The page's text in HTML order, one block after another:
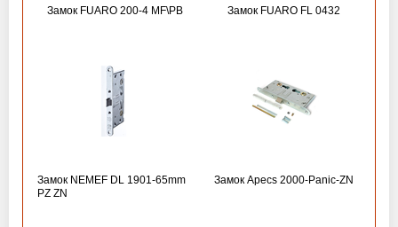
Замок FUARO 200-4 MF\РВ Замок FUARO FL 0432
Замок NEMEF DL 1901-65mm
PZ ZN
Замок Apecs 2000-Panic-ZN